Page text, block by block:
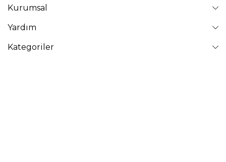
Kurumsal
Yardım
Kategoriler